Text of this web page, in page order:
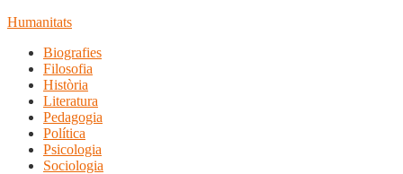
Humanitats
Biografies
Filosofia
Història
Literatura
Pedagogia
Política
Psicologia
Sociologia